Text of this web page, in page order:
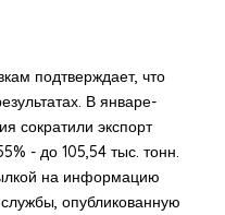
подтверждает, что
В январе-
сократили экспорт
- до 105,54 тыс. тонн.
на информацию
опубликованную